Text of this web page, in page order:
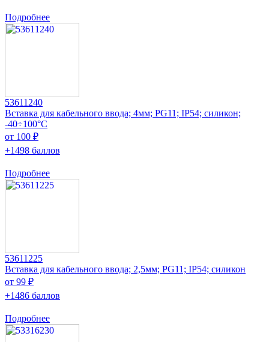
Подробнее
53611240
Вставка для кабельного ввода; 4мм; PG11; IP54; силикон;
-40÷100°C
от 100 ₽
+1498 баллов
Подробнее
53611225
Вставка для кабельного ввода; 2,5мм; PG11; IP54; силикон
от 99 ₽
+1486 баллов
Подробнее